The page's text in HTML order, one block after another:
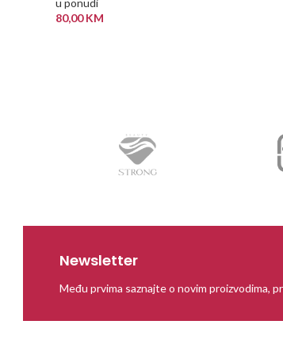
u ponudi
80,00KM
Newsletter
Među prvima saznajte o novim proizvodima,